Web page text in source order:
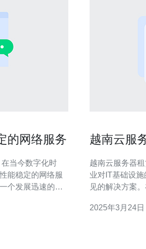
的网络服务
能稳定的网络服
个发展迅速的国
越南云服
越南云服务器租赁价格: 最
业对IT基础设
见的解决方案
务器租赁的价格情
2025年3月24日